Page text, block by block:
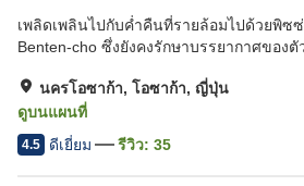
เพลิดเพลินไปกับค่ำคืนที่รายล้อมไปด้วยพิซ
Benten-cho ซึ่งยังคงรักษาบรรยากาศของตั
นครโอซาก้า, โอซาก้า, ญี่ปุ่น
ดูบนแผนที่
4.5 ดีเยี่ยม รีวิว: 35